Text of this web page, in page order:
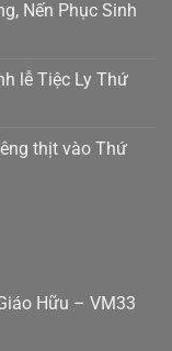
Nến Phục Sinh
lễ Tiệc Ly Thứ
thịt vào Thứ
Hữu – VM33